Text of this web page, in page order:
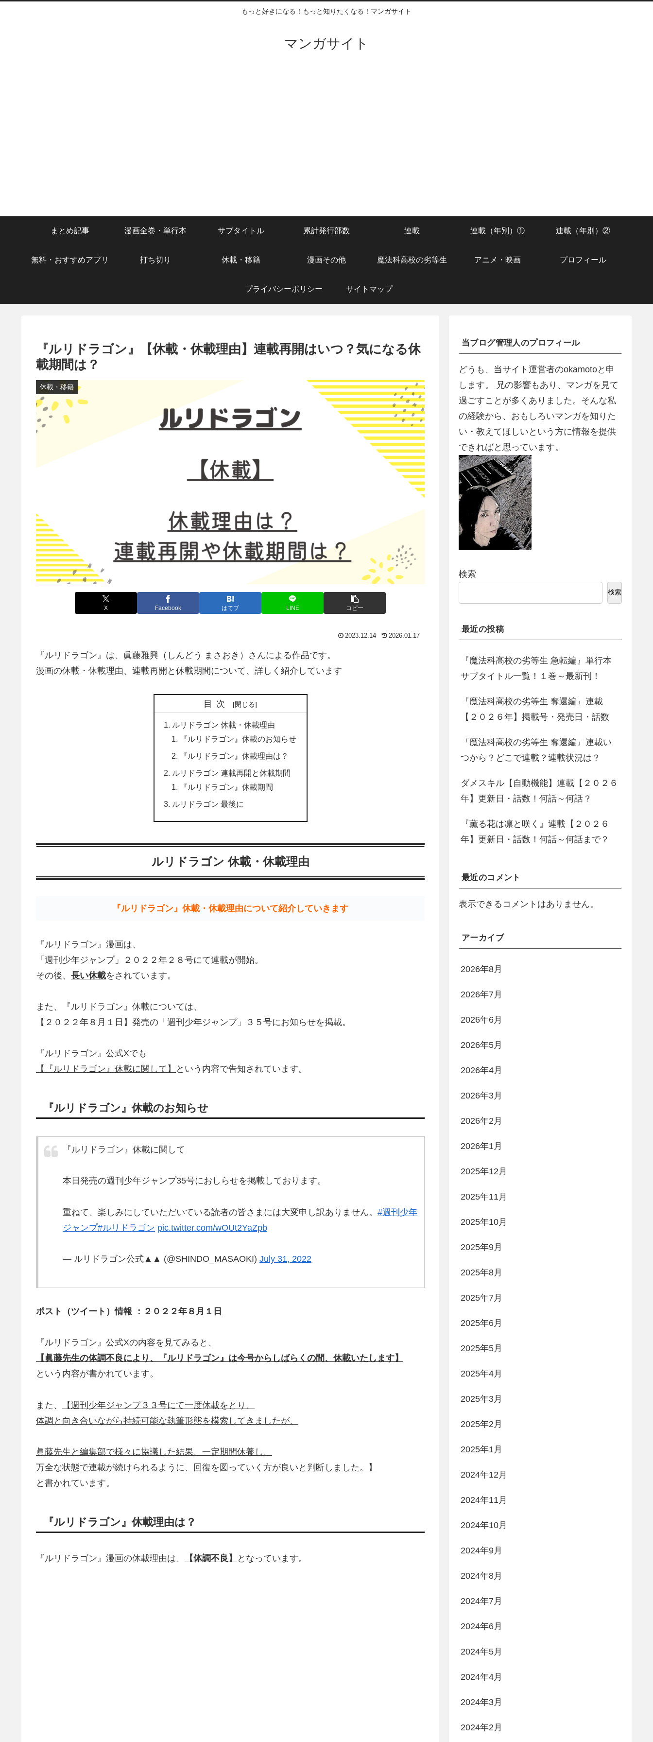
もっと好きになる！もっと知りたくなる！マンガサイト
マンガサイト
まとめ記事 漫画全巻・単行本 サブタイトル 累計発行部数 連載 連載（年別）① 連載（年別）②
無料・おすすめアプリ 打ち切り 休載・移籍 漫画その他 魔法科高校の劣等生 アニメ・映画 プロフィール
プライバシーポリシー サイトマップ
『ルリドラゴン』【休載・休載理由】連載再開はいつ？気になる休
載期間は？
休載・移籍
X Facebook はてブ LINE コピー
2023.12.14 2026.01.17
『ルリドラゴン』は、眞藤雅興（しんどう まさおき）さんによる作品です。
漫画の休載・休載理由、連載再開と休載期間について、詳しく紹介しています
目次
ルリドラゴン 休載・休載理由
『ルリドラゴン』休載のお知らせ
『ルリドラゴン』休載理由は？
ルリドラゴン 連載再開と休載期間
『ルリドラゴン』休載期間
ルリドラゴン 最後に
ルリドラゴン 休載・休載理由
『ルリドラゴン』休載・休載理由について紹介していきます
『ルリドラゴン』漫画は、
「週刊少年ジャンプ」２０２２年２８号にて連載が開始。
その後、 長い休載をされています。
また、『ルリドラゴン』休載については、
【２０２２年８月１日】発売の「週刊少年ジャンプ」３５号にお知らせを掲載。
『ルリドラゴン』公式Xでも
【『ルリドラゴン』休載に関して】
という内容で告知されています。
『ルリドラゴン』休載のお知らせ
『ルリドラゴン』休載に関して
本日発売の週刊少年ジャンプ35号におしらせを掲載しております。
重ねて、楽しみにしていただいている読者の皆さまには大変申し訳ありません。 #週刊少年
ジャンプ#ルリドラゴン pic.twitter.com/wOUt2YaZpb
— ルリドラゴン公式▲▲ (@SHINDO_MASAOKI) July 31, 2022
ポスト（ツイート）情報 ：２０２２年８月１日
『ルリドラゴン』公式Xの内容を見てみると、
【眞藤先生の体調不良により、『ルリドラゴン』は今号からしばらくの間、休載いたします】
という内容が書かれています。
また、
【週刊少年ジャンプ３３号にて一度休載をとり、
体調と向き合いながら持続可能な執筆形態を模索してきましたが、
眞藤先生と編集部で様々に協議した結果、一定期間休養し、
万全な状態で連載が続けられるように、回復を図っていく方が良いと判断しました。】
と書かれています。
『ルリドラゴン』休載理由は？
『ルリドラゴン』漫画の休載理由は、 【体調不良】 となっています。
当ブログ管理人のプロフィール
どうも、当サイト運営者のokamotoと申
します。 兄の影響もあり、マンガを見て
過ごすことが多くありました。そんな私
の経験から、おもしろいマンガを知りた
い・教えてほしいという方に情報を提供
できればと思っています。
検索
検索
最近の投稿
『魔法科高校の劣等生 急転編』単行本
サブタイトル一覧！１巻～最新刊！
『魔法科高校の劣等生 奪還編』連載
【２０２６年】掲載号・発売日・話数
『魔法科高校の劣等生 奪還編』連載い
つから？どこで連載？連載状況は？
ダメスキル【自動機能】連載【２０２６
年】更新日・話数！何話～何話？
『薫る花は凛と咲く』連載【２０２６
年】更新日・話数！何話～何話まで？
最近のコメント
表示できるコメントはありません。
アーカイブ
2026年8月
2026年7月
2026年6月
2026年5月
2026年4月
2026年3月
2026年2月
2026年1月
2025年12月
2025年11月
2025年10月
2025年9月
2025年8月
2025年7月
2025年6月
2025年5月
2025年4月
2025年3月
2025年2月
2025年1月
2024年12月
2024年11月
2024年10月
2024年9月
2024年8月
2024年7月
2024年6月
2024年5月
2024年4月
2024年3月
2024年2月